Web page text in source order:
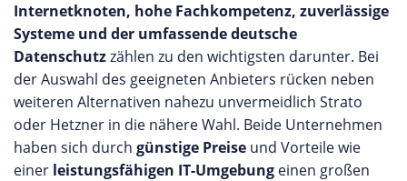
Internetknoten, hohe Fachkompetenz, zuverlässige
Systeme und der umfassende deutsche
Datenschutzzählen zu den wichtigsten darunter. Bei
der Auswahl des geeigneten Anbieters rücken neben
weiteren Alternativen nahezu unvermeidlich Strato
oder Hetzner in die nähere Wahl. Beide Unternehmen
haben sich durch günstige Preise und Vorteile wie
einer leistungsfähigen IT-Umgebung einen großen